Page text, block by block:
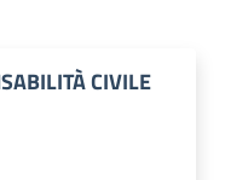
CIVILE